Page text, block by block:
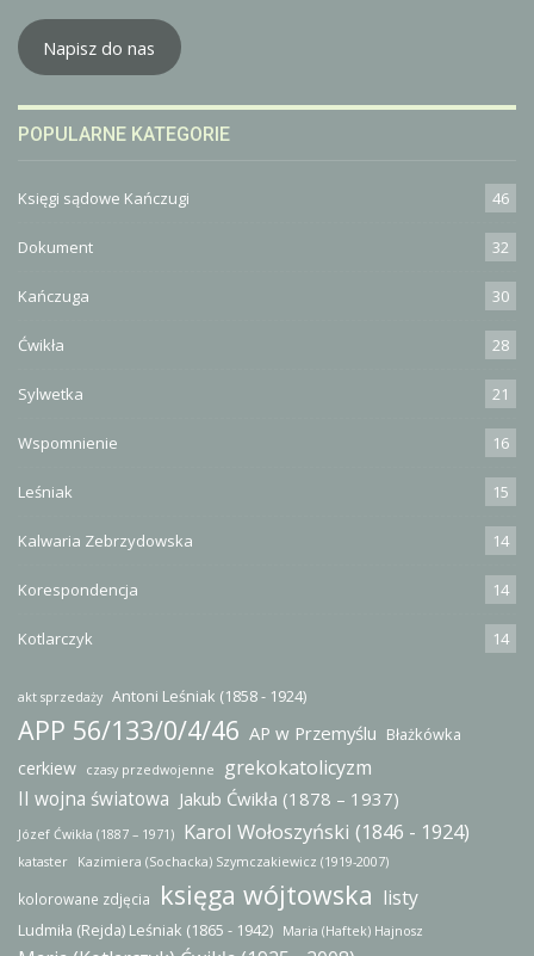
Napisz do nas
POPULARNE KATEGORIE
Księgi sądowe Kańczugi 46
Dokument 32
Kańczuga 30
Ćwikła 28
Sylwetka 21
Wspomnienie 16
Leśniak 15
Kalwaria Zebrzydowska 14
Korespondencja 14
Kotlarczyk 14
akt sprzedaży Antoni Leśniak (1858 - 1924)
APP 56/133/0/4/46 AP w Przemyślu Błażkówka
cerkiew czasy przedwojenne grekokatolicyzm
II wojna światowa Jakub Ćwikła (1878 – 1937)
Józef Ćwikła (1887 – 1971) Karol Wołoszyński (1846 - 1924)
kataster Kazimiera (Sochacka) Szymczakiewicz (1919-2007)
kolorowane zdjęcia księga wójtowska listy
Ludmiła (Rejda) Leśniak (1865 - 1942) Maria (Haftek) Hajnosz